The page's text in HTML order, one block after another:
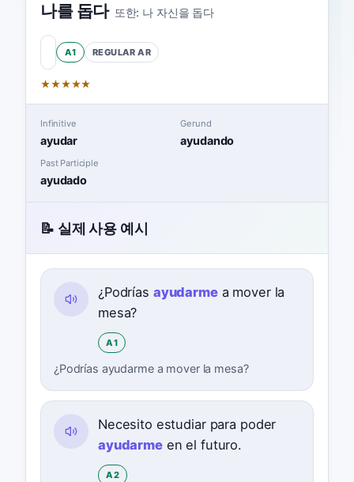
나를 돕다 또한: 나 자신을 돕다
A1 REGULAR AR
★★★★★
Infinitive
ayudar
Gerund
ayudando
Past Participle
ayudado
📝 실제 사용 예시
¿Podrías ayudarmea mover la
mesa?
A1
¿Podrías ayudarme a mover la mesa?
Necesito estudiar para poder
ayudarmeen el futuro.
A2